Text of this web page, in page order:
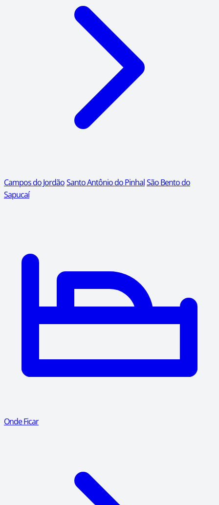
Campos do JordãoSanto Antônio do PinhalSão Bento do
Sapucaí
Onde Ficar